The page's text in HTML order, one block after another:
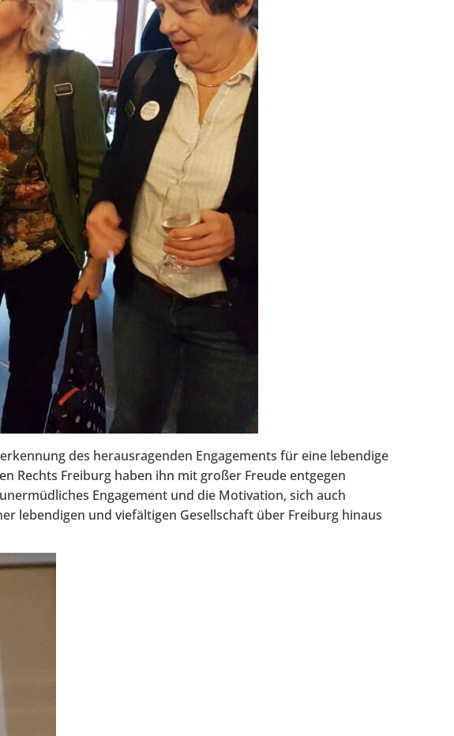
des herausragenden Engagements für eine lebendige
Rechts Freiburg haben ihn mit großer Freude entgegen
Engagement und die Motivation, sich auch
lebendigen und viefältigen Gesellschaft über Freiburg hinaus